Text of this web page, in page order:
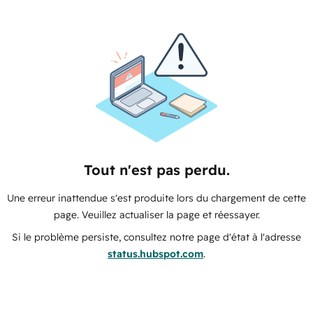
Tout n'est pas perdu.
Une erreur inattendue s'est produite lors du chargement de cette
page. Veuillez actualiser la page et réessayer.
Si le problème persiste, consultez notre page d'état à l'adresse
status.hubspot.com.